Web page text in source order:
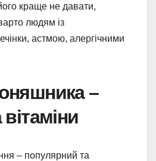
краще не давати,
людям із
астмою, алергічними
–
вітаміни
– популярний та